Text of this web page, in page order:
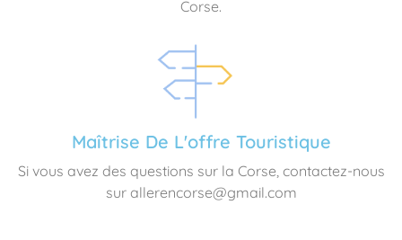
Corse.
Maîtrise De L'offre Touristique
Si vous avez des questions sur la Corse, contactez-nous
sur allerencorse@gmail.com